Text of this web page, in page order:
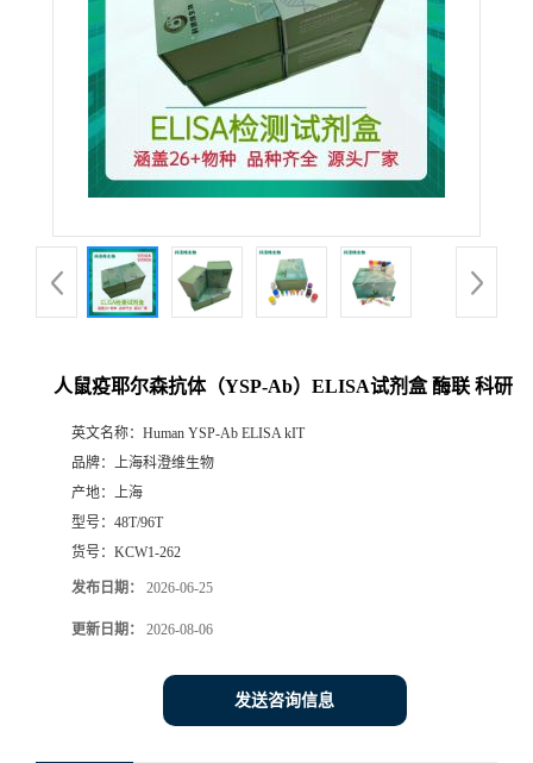
人鼠疫耶尔森抗体（YSP-Ab）ELISA试剂盒 酶联 科研
英文名称： Human YSP-Ab ELISA kIT
品牌：
上海科澄维生物
产地：
上海
型号： 48T/96T
货号： KCW1-262
发布日期： 2026-06-25
更新日期： 2026-08-06
发送咨询信息